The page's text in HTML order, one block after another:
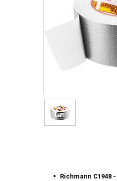
Richmann C1948 -